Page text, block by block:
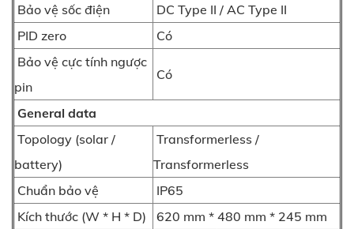
Bảo vệ sốc điện
DC Type II / AC Type II
PID zero
Có
Bảo vệ cực tính ngược
pin
Có
General data
Topology (solar /
battery)
Transformerless /
Transformerless
Chuẩn bảo vệ
IP65
Kích thước (W * H * D)
620 mm * 480 mm * 245 mm